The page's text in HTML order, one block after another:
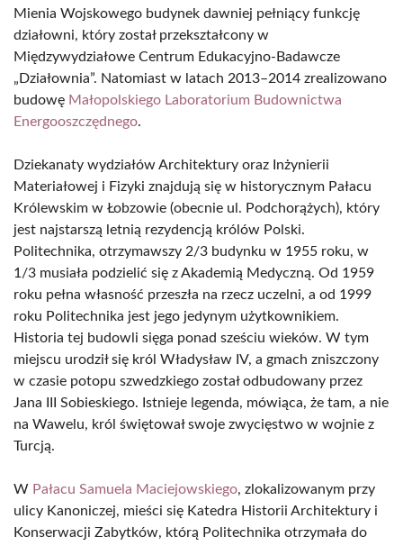
Mienia Wojskowego budynek dawniej pełniący funkcję
działowni, który został przekształcony w
Międzywydziałowe Centrum Edukacyjno-Badawcze
„Działownia”. Natomiast w latach 2013–2014 zrealizowano
budowę Małopolskiego Laboratorium Budownictwa
Energooszczędnego.
Dziekanaty wydziałów Architektury oraz Inżynierii
Materiałowej i Fizyki znajdują się w historycznym Pałacu
Królewskim w Łobzowie (obecnie ul. Podchorążych), który
jest najstarszą letnią rezydencją królów Polski.
Politechnika, otrzymawszy 2/3 budynku w 1955 roku, w
1/3 musiała podzielić się z Akademią Medyczną. Od 1959
roku pełna własność przeszła na rzecz uczelni, a od 1999
roku Politechnika jest jego jedynym użytkownikiem.
Historia tej budowli sięga ponad sześciu wieków. W tym
miejscu urodził się król Władysław IV, a gmach zniszczony
w czasie potopu szwedzkiego został odbudowany przez
Jana III Sobieskiego. Istnieje legenda, mówiąca, że tam, a nie
na Wawelu, król świętował swoje zwycięstwo w wojnie z
Turcją.
W Pałacu Samuela Maciejowskiego, zlokalizowanym przy
ulicy Kanoniczej, mieści się Katedra Historii Architektury i
Konserwacji Zabytków, którą Politechnika otrzymała do